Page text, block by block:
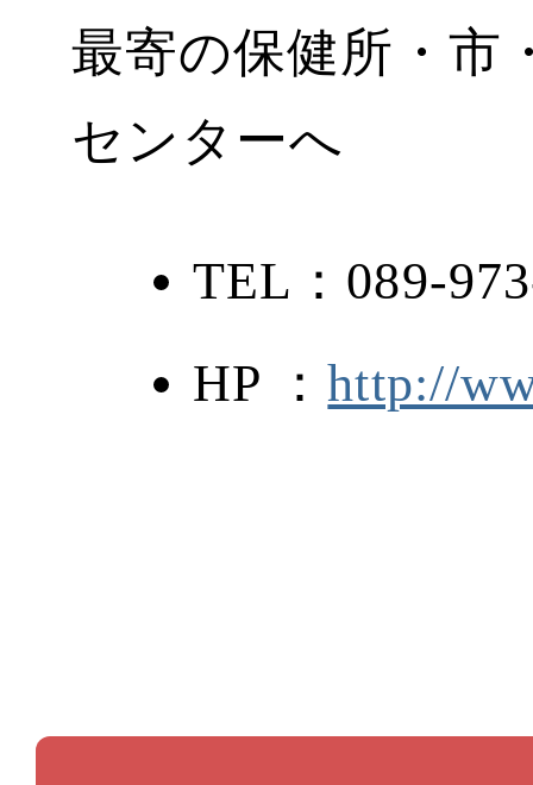
最寄の保健所・市
センターへ
TEL：089-
HP ：http://